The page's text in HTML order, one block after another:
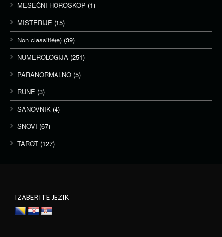
MESEČNI HOROSKOP (1)
MISTERIJE (15)
Non classifié(e) (39)
NUMEROLOGIJA (251)
PARANORMALNO (5)
RUNE (3)
SANOVNIK (4)
SNOVI (67)
TAROT (127)
IZABERITE JEZIK